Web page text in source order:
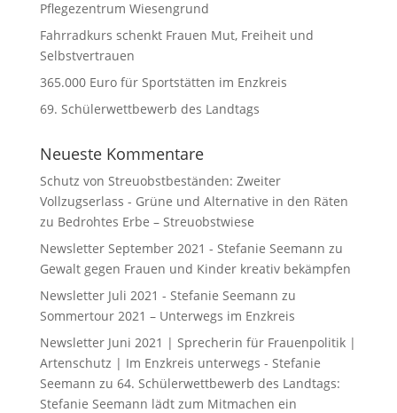
Pflegezentrum Wiesengrund
Fahrradkurs schenkt Frauen Mut, Freiheit und
Selbstvertrauen
365.000 Euro für Sportstätten im Enzkreis
69. Schülerwettbewerb des Landtags
Neueste Kommentare
Schutz von Streuobstbeständen: Zweiter
Vollzugserlass - Grüne und Alternative in den Räten
zu Bedrohtes Erbe – Streuobstwiese
Newsletter September 2021 - Stefanie Seemann zu
Gewalt gegen Frauen und Kinder kreativ bekämpfen
Newsletter Juli 2021 - Stefanie Seemann zu
Sommertour 2021 – Unterwegs im Enzkreis
Newsletter Juni 2021 | Sprecherin für Frauenpolitik |
Artenschutz | Im Enzkreis unterwegs - Stefanie
Seemann zu 64. Schülerwettbewerb des Landtags:
Stefanie Seemann lädt zum Mitmachen ein